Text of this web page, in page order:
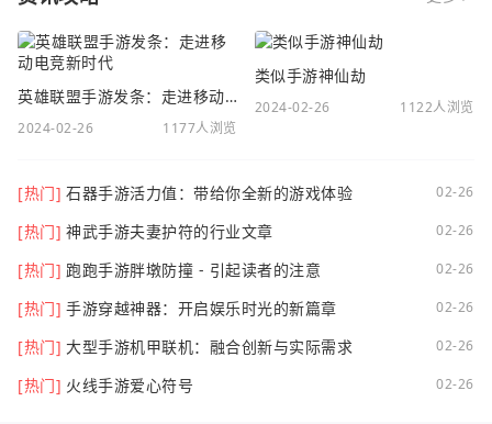
英雄联盟手游发条：走进移动电竞新时代
2024-02-26 1177人浏览
类似手游神仙劫
2024-02-26 1122人浏览
[热门] 石器手游活力值：带给你全新的游戏体验 02-26
[热门] 神武手游夫妻护符的行业文章 02-26
[热门] 跑跑手游胖墩防撞 - 引起读者的注意 02-26
[热门] 手游穿越神器：开启娱乐时光的新篇章 02-26
[热门] 大型手游机甲联机：融合创新与实际需求 02-26
[热门] 火线手游爱心符号 02-26